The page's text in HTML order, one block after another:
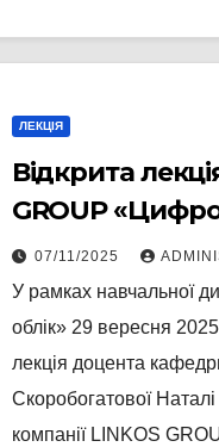
ЛЕКЦІЯ
Відкрита
GROUP
документація
07/11/2025
У рамках навчальної
облік» 29 вересня
лекція доцента
Скоробогатової
компанії LINKOS